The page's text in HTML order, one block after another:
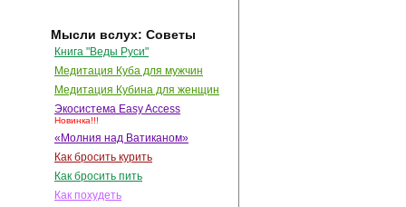
Мысли вслух: Советы
Книга "Веды Руси"
Медитация Куба для мужчин
Медитация Кубина для женщин
Экосистема Easy Access
Новинка!!!
«Молния над Ватиканом»
Как бросить курить
Как бросить пить
Как похудеть